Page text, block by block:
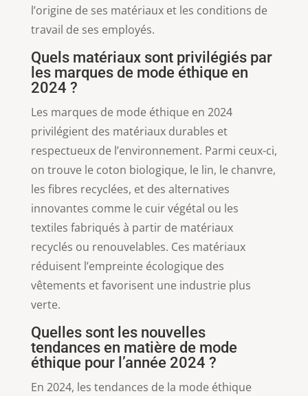
l’origine de ses matériaux et les conditions de
travail de ses employés.
Quels matériaux sont privilégiés par
les marques de mode éthique en
2024 ?
Les marques de mode éthique en 2024
privilégient des matériaux durables et
respectueux de l’environnement. Parmi ceux-ci,
on trouve le coton biologique, le lin, le chanvre,
les fibres recyclées, et des alternatives
innovantes comme le cuir végétal ou les
textiles fabriqués à partir de matériaux
recyclés ou renouvelables. Ces matériaux
réduisent l’empreinte écologique des
vêtements et favorisent une industrie plus
verte.
Quelles sont les nouvelles
tendances en matière de mode
éthique pour l’année 2024 ?
En 2024, les tendances de la mode éthique